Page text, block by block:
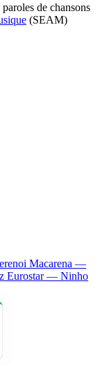
de chansons
(SEAM)
Macarena —
Eurostar — Ninho